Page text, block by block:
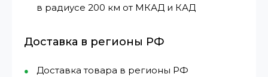
в радиусе 200 км от МКАД и КАД
Доставка в регионы РФ
Доставка товара в регионы РФ